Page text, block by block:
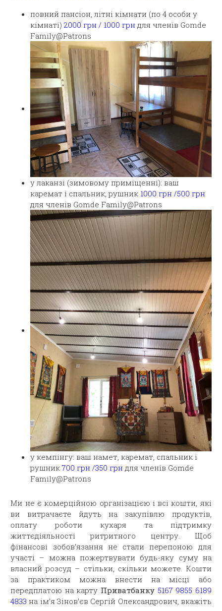
повний пансіон, літні кімнати (по 4 особи у
кімнаті)2000 грн / 1000 грн для членів Gomde
Family@Patrons
у лаканзі (зимовому приміщенні): ваш
каремат і спальник, рушник 1000 грн /500 грн
для членів Gomde Family@Patrons
у кемпінгу: ваш намет, каремат, спальник і
рушник700 грн /350 грн для членів Gomde
Family@Patrons
Ми не є комерційною організацією і всі кошти, які
ви витрачаєте йдуть на закупівлю продуктів,
оплату роботи кухаря та підтримку
життєдіяльності ритритного центру. Щоб
фінансові зобов’язання не стали перепоною для
участі – можна пожертвувати будь-яку суму на
власний розсуд – стільки, скільки можете. Кошти
за практиком можна внести на місці або
передплатою на карту Приватбанку 5167 9855 6189
4833 на ім’я Зінов’єв Сергій Олександрович, вкажіть